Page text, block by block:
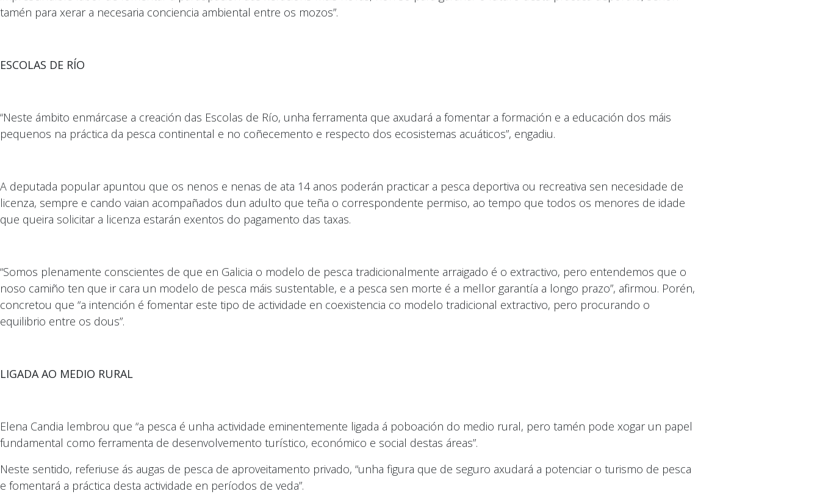
tamén para xerar a necesaria conciencia ambiental entre os mozos”.
ESCOLAS DE RÍO
“Neste ámbito enmárcase a creación das Escolas de Río, unha ferramenta que axudará a fomentar a formación e a educación dos máis
pequenos na práctica da pesca continental e no coñecemento e respecto dos ecosistemas acuáticos”, engadiu.
A deputada popular apuntou que os nenos e nenas de ata 14 anos poderán practicar a pesca deportiva ou recreativa sen necesidade de
licenza, sempre e cando vaian acompañados dun adulto que teña o correspondente permiso, ao tempo que todos os menores de idade
que queira solicitar a licenza estarán exentos do pagamento das taxas.
“Somos plenamente conscientes de que en Galicia o modelo de pesca tradicionalmente arraigado é o extractivo, pero entendemos que o
noso camiño ten que ir cara un modelo de pesca máis sustentable, e a pesca sen morte é a mellor garantía a longo prazo”, afirmou. Porén,
concretou que “a intención é fomentar este tipo de actividade en coexistencia co modelo tradicional extractivo, pero procurando o
equilibrio entre os dous”.
LIGADA AO MEDIO RURAL
Elena Candia lembrou que “a pesca é unha actividade eminentemente ligada á poboación do medio rural, pero tamén pode xogar un papel
fundamental como ferramenta de desenvolvemento turístico, económico e social destas áreas”.
Neste sentido, referiuse ás augas de pesca de aproveitamento privado, “unha figura que de seguro axudará a potenciar o turismo de pesca
e fomentará a práctica desta actividade en períodos de veda”.